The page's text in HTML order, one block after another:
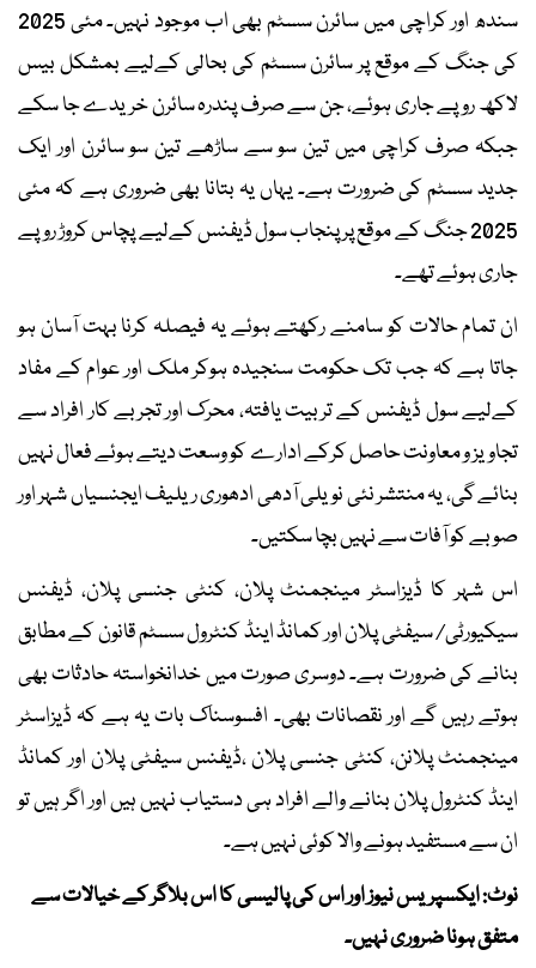
سندھ اور کراچی میں سائرن سسٹم بھی اب موجود نہیں۔ مئی 2025
کی جنگ کے موقع پر سائرن سسٹم کی بحالی کےلیے بمشکل بیس
لاکھ روپے جاری ہوئے، جن سے صرف پندرہ سائرن خریدے جا سکے
جبکہ صرف کراچی میں تین سو سے ساڑھے تین سو سائرن اور ایک
جدید سسٹم کی ضرورت ہے۔ یہاں یہ بتانا بھی ضروری ہے کہ مئی
2025 جنگ کے موقع پر پنجاب سول ڈیفنس کےلیے پچاس کروڑ روپے
جاری ہوئے تھے۔
ان تمام حالات کو سامنے رکھتے ہوئے یہ فیصلہ کرنا بہت آسان ہو
جاتا ہے کہ جب تک حکومت سنجیدہ ہوکر ملک اور عوام کے مفاد
کےلیے سول ڈیفنس کے تربیت یافتہ، محرک اور تجربے کار افراد سے
تجاویز و معاونت حاصل کرکے ادارے کو وسعت دیتے ہوئے فعال نہیں
بنائے گی، یہ منتشر نئی نویلی آدھی ادھوری ریلیف ایجنسیاں شہر اور
صوبے کو آفات سے نہیں بچا سکتیں۔
اس شہر کا ڈیزاسٹر مینجمنٹ پلان، کنٹی جنسی پلان، ڈیفنس
سیکیورٹی/ سیفٹی پلان اور کمانڈ اینڈ کنٹرول سسٹم قانون کے مطابق
بنانے کی ضرورت ہے۔ دوسری صورت میں خدانخواستہ حادثات بھی
ہوتے رہیں گے اور نقصانات بھی۔ افسوسناک بات یہ ہے کہ ڈیزاسٹر
مینجمنٹ پلانن، کنٹی جنسی پلان ،ڈیفنس سیفٹی پلان اور کمانڈ
اینڈ کنٹرول پلان بنانے والے افراد ہی دستیاب نہیں ہیں اور اگر ہیں تو
ان سے مستفید ہونے والا کوئی نہیں ہے۔
نوٹ: ایکسپریس نیوز اور اس کی پالیسی کا اس بلاگر کے خیالات سے
متفق ہونا ضروری نہیں۔